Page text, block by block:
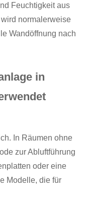
Feuchtigkeit aus
normalerweise
Wandöffnung nach
in
In Räumen ohne
zur Abluftführung
oder eine
Modelle, die für